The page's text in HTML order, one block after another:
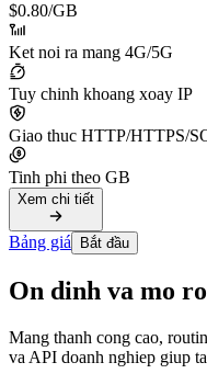
$0.80/GB
Ket noi ra mang 4G/5G
Tuy chinh khoang xoay IP
Giao thuc HTTP/HTTPS/
Tinh phi theo GB
Xem chi tiết
Bảng giá Bắt đầu
On dinh va mo
Mang thanh cong cao,
va API doanh nghiep giup